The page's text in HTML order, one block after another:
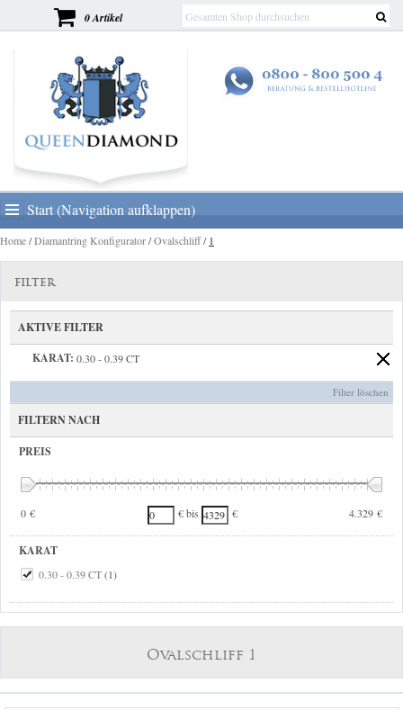
0 Artikel
Start (Navigation aufklappen)
Home/Diamantring Konfigurator/Ovalschliff/ 1
FILTER
AKTIVE FILTER
KARAT: 0.30 - 0.39 CT
Filter löschen
FILTERN NACH
PREIS
0 € 4.329 €
€ bis €
KARAT
0.30 - 0.39 CT(1)
Ovalschliff 1